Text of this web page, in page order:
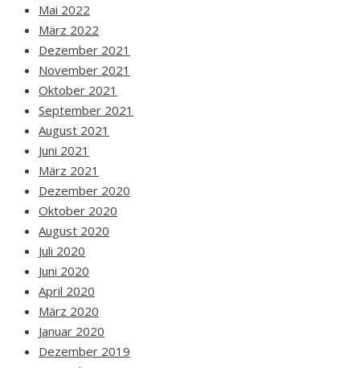
Mai 2022
März 2022
Dezember 2021
November 2021
Oktober 2021
September 2021
August 2021
Juni 2021
März 2021
Dezember 2020
Oktober 2020
August 2020
Juli 2020
Juni 2020
April 2020
März 2020
Januar 2020
Dezember 2019